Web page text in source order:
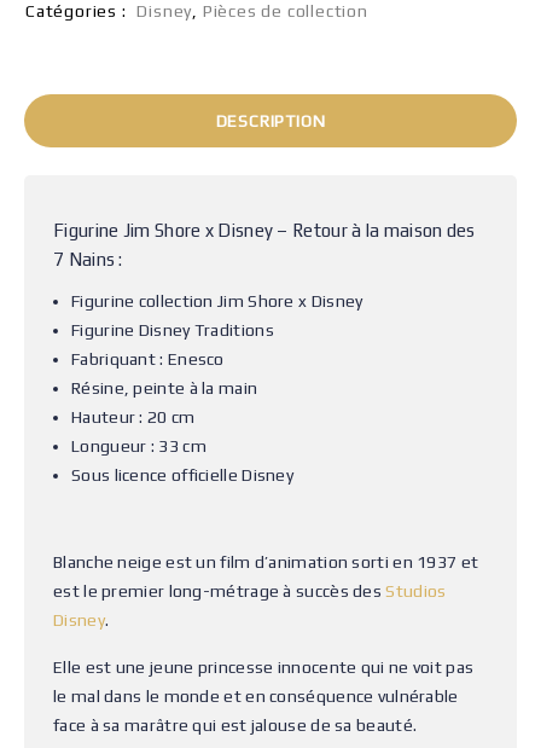
Catégories :
Disney Pièces de collection
DESCRIPTION
Figurine Jim Shore x Disney – Retour à la maison des
7 Nains :
Figurine collection Jim Shore x Disney
Figurine Disney Traditions
Fabriquant : Enesco
Résine, peinte à la main
Hauteur : 20 cm
Longueur : 33 cm
Sous licence officielle Disney
Blanche neige est un film d’animation sorti en 1937 et
est le premier long-métrage à succès des Studios
Disney.
Elle est une jeune princesse innocente qui ne voit pas
le mal dans le monde et en conséquence vulnérable
face à sa marâtre qui est jalouse de sa beauté.